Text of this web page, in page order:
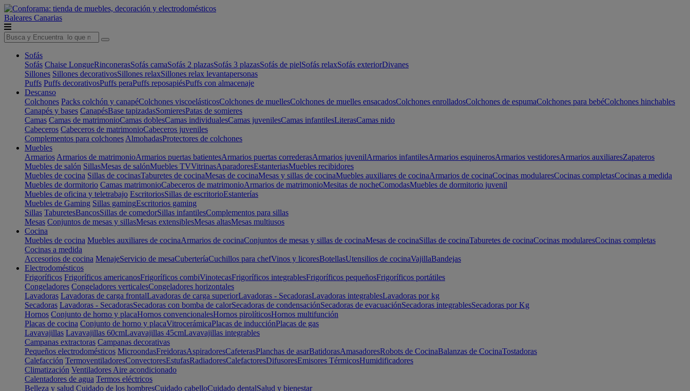
Baleares Canarias
Sofás
Sofás Chaise LongueRinconerasSofás camaSofás 2 plazasSofás 3 plazasSofás de pielSofás relaxSofás exteriorDivanes
Sillones Sillones decorativosSillones relaxSillones relax levantapersonas
Puffs Puffs decorativosPuffs peraPuffs reposapiésPuffs con almacenaje
Descanso
Colchones Packs colchón y canapéColchones viscoelásticosColchones de muellesColchones de muelles ensacadosColchones enrolladosColchones de espumaColchones para bebéColchones hinchables
Canapés y bases CanapésBase tapizadasSomieresPatas de somieres
Camas Camas de matrimonioCamas doblesCamas individualesCamas juvenilesCamas infantilesLiterasCamas nido
Cabeceros Cabeceros de matrimonioCabeceros juveniles
Complementos para colchones AlmohadasProtectores de colchones
Muebles
Armarios Armarios de matrimonioArmarios puertas batientesArmarios puertas correderasArmarios juvenilArmarios infantilesArmarios esquinerosArmarios vestidoresArmarios auxiliaresZapateros
Muebles de salón SillasMesas de salónMuebles TVVitrinasAparadoresEstanteriasMuebles recibidores
Muebles de cocina Sillas de cocinasTaburetes de cocinaMesas de cocinaMesas y sillas de cocinaMuebles auxiliares de cocinaArmarios de cocinaCocinas modularesCocinas completasCocinas a medida
Muebles de dormitorio Camas matrimonioCabeceros de matrimonioArmarios de matrimonioMesitas de nocheComodasMuebles de dormitorio juvenil
Muebles de oficina y teletrabajo EscritoriosSillas de escritorioEstanterías
Muebles de Gaming Sillas gamingEscritorios gaming
Sillas TaburetesBancosSillas de comedorSillas infantilesComplementos para sillas
Mesas Conjuntos de mesas y sillasMesas extensiblesMesas altasMesas multiusos
Cocina
Muebles de cocina Muebles auxiliares de cocinaArmarios de cocinaConjuntos de mesas y sillas de cocinaMesas de cocinaSillas de cocinaTaburetes de cocinaCocinas modularesCocinas completas
Cocinas a medida
Accesorios de cocina MenajeServicio de mesaCuberteríaCuchillos para chefVinos y licoresBotellasUtensilios de cocinaVajillaBandejas
Electrodomésticos
Frigoríficos Frigoríficos americanosFrigoríficos combiVinotecasFrigoríficos integrablesFrigoríficos pequeñosFrigoríficos portátiles
Congeladores Congeladores verticalesCongeladores horizontales
Lavadoras Lavadoras de carga frontalLavadoras de carga superiorLavadoras - SecadorasLavadoras integrablesLavadoras por kg
Secadoras Lavadoras - SecadorasSecadoras con bomba de calorSecadoras de condensaciónSecadoras de evacuaciónSecadoras integrablesSecadoras por Kg
Hornos Conjunto de horno y placaHornos convencionalesHornos pirolíticosHornos multifunción
Placas de cocina Conjunto de horno y placaVitrocerámicaPlacas de inducciónPlacas de gas
Lavavajillas Lavavajillas 60cmLavavajillas 45cmLavavajillas integrables
Campanas extractoras Campanas decorativas
Pequeños electrodomésticos MicroondasFreidorasAspiradoresCafeterasPlanchas de asarBatidorasAmasadoresRobots de CocinaBalanzas de CocinaTostadoras
Calefacción TermoventiladoresConvectoresEstufasRadiadoresCalefactoresDifusoresEmisores TérmicosHumidificadores
Climatización Ventiladores Aire acondicionado
Calentadores de agua Termos eléctricos
Belleza y salud Cuidado de los hombresCuidado cabelloCuidado dentalSalud y bienestar